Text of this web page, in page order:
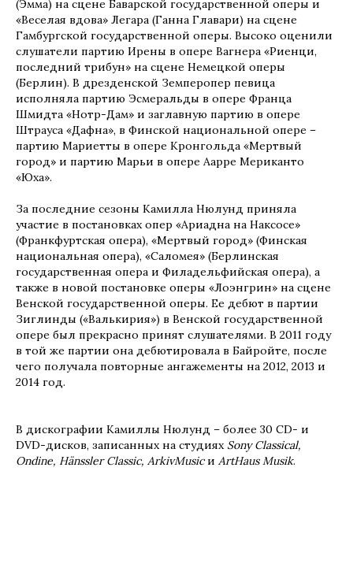
(Эмма) на сцене Баварской государственной оперы и
«Веселая вдова» Легара (Ганна Главари) на сцене
Гамбургской государственной оперы. Высоко оценили
слушатели партию Ирены в опере Вагнера «Риенци,
последний трибун» на сцене Немецкой оперы
(Берлин). В дрезденской Земперопер певица
исполняла партию Эсмеральды в опере Франца
Шмидта «Нотр-Дам» и заглавную партию в опере
Штрауса «Дафна», в Финской национальной опере –
партию Мариетты в опере Кронгольда «Мертвый
город» и партию Марьи в опере Аарре Мериканто
«Юха».
За последние сезоны Камилла Нюлунд приняла
участие в постановках опер «Ариадна на Наксосе»
(Франкфуртская опера), «Мертвый город» (Финская
национальная опера), «Саломея» (Берлинская
государственная опера и Филадельфийская опера), а
также в новой постановке оперы «Лоэнгрин» на сцене
Венской государственной оперы. Ее дебют в партии
Зиглинды («Валькирия») в Венской государственной
опере был прекрасно принят слушателями. В 2011 году
в той же партии она дебютировала в Байройте, после
чего получала повторные ангажементы на 2012, 2013 и
2014 год.
В дискографии Камиллы Нюлунд – более 30 CD- и
DVD-дисков, записанных на студиях Sony Classical,
Ondine, Hänssler Classic, ArkivMusicи ArtHaus Musik.